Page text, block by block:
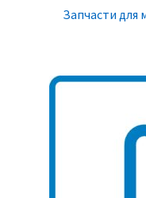
Запчасти для